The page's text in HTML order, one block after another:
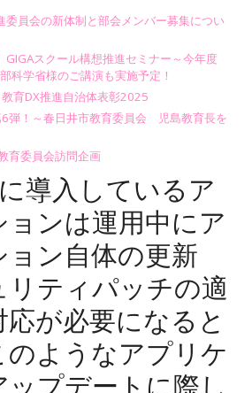
委員会の新体制と部会メンバー募集につい
GIGAスクール構想推進セミナー～今年度
科学省様のご講演も実施予定！
教育DX推進自治体表彰2025
弾！～春日井市教育委員会 児島教育長を
育委員会訪問企画
に導入しているア
ョンは運用中にア
ョン自体の更新
リティパッチの適
が必要になると
のようなアプリケ
ップデートに際し